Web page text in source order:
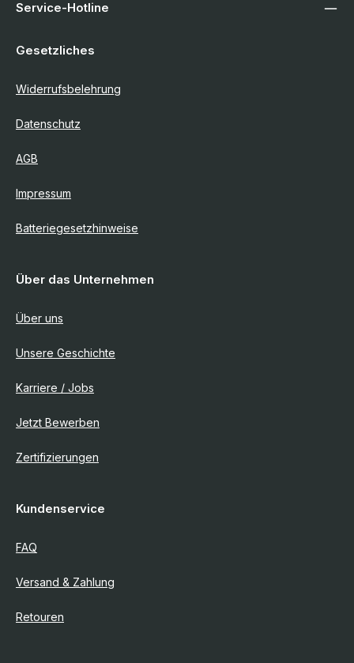
Service-Hotline
Gesetzliches
Widerrufsbelehrung
Datenschutz
AGB
Impressum
Batteriegesetzhinweise
Über das Unternehmen
Über uns
Unsere Geschichte
Karriere / Jobs
Jetzt Bewerben
Zertifizierungen
Kundenservice
FAQ
Versand & Zahlung
Retouren